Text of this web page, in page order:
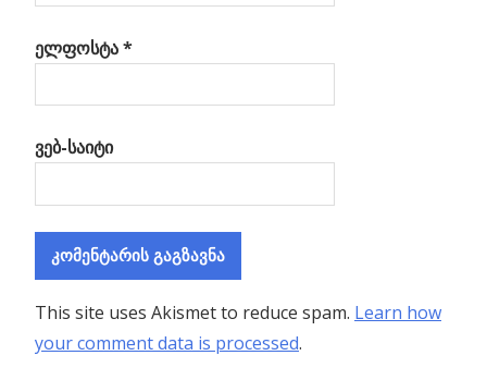
ელფოსტა*
ვებ-საიტი
This site uses Akismet to reduce spam. Learn how
your comment data is processed.